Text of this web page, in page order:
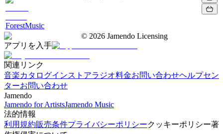
ForestMusic
© 2026 Jamendo Licensing
アプリを入手
関連リンク
音楽カタログインストアラジオ料金お問い合わせヘルプセン
ターお問い合わせ
Jamendo
Jamendo for ArtistsJamendo Music
法的情報
利用規約販売条件プライバシーポリシークッキーポリシー著